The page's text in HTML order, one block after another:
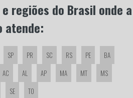
regiões do Brasil onde a
atende:
SP PR SC RS PE
BA
AC AL AP MA MT
MS
SE TO